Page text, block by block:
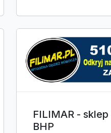
FILIMAR -
BHP